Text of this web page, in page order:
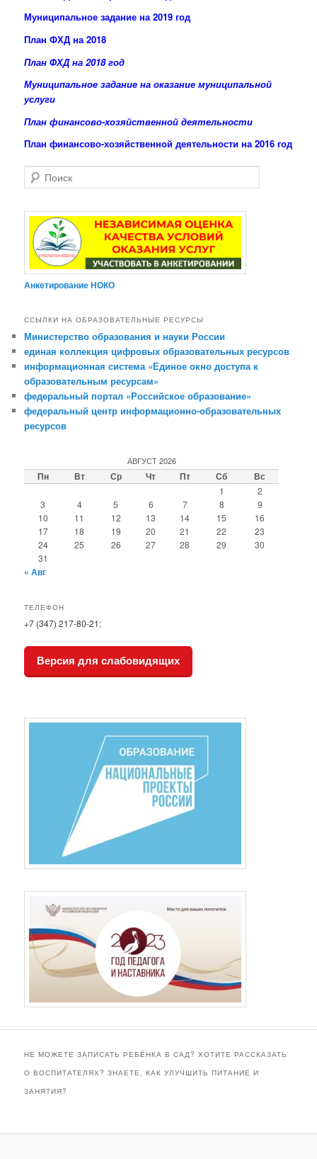
Муниципальное задание на 2019 год
План ФХД на 2018
План ФХД на 2018 год
Муниципальное задание на оказание муниципальной
услуги
План финансово-хозяйственной деятельности
План финансово-хозяйственной деятельности на 2016 год
Поиск
Анкетирование НОКО
ССЫЛКИ НА ОБРАЗОВАТЕЛЬНЫЕ РЕСУРСЫ
Министерство образования и науки России
единая коллекция цифровых образовательных ресурсов
информационная система «Единое окно доступа к
образовательным ресурсам»
федеральный портал «Российское образование»
федеральный центр информационно-образовательных
ресурсов
АВГУСТ 2026
Пн Вт Ср Чт Пт Сб Вс
1
2
3
4 5 6 7 8
9
10
11 12 13 14 15
16
17
18 19 20 21 22
23
24
25 26 27 28 29
30
31
« Авг
ТЕЛЕФОН
+7 (347) 217-80-21;
Версия для слабовидящих
НЕ МОЖЕТЕ ЗАПИСАТЬ РЕБЁНКА В САД? ХОТИТЕ РАССКАЗАТЬ
О ВОСПИТАТЕЛЯХ? ЗНАЕТЕ, КАК УЛУЧШИТЬ ПИТАНИЕ И
ЗАНЯТИЯ?